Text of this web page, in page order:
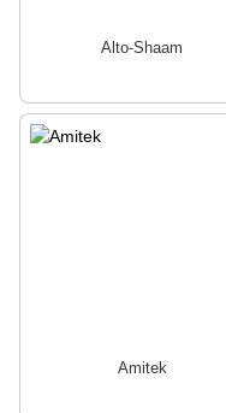
Alto-Shaam
Amitek